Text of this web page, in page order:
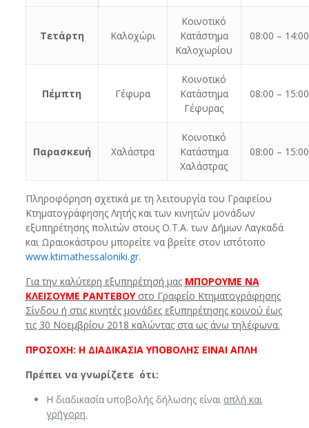
Τετάρτη Καλοχώρι
Κοινοτικό
Κατάστημα
Καλοχωρίου
08:00 – 14:00
Πέμπτη Γέφυρα
Κοινοτικό
Κατάστημα
Γέφυρας
08:00 – 15:00
Παρασκευή Χαλάστρα
Κοινοτικό
Κατάστημα
Χαλάστρας
08:00 – 15:00
Πληροφόρηση σχετικά με τη λειτουργία του Γραφείου
Κτηματογράφησης Λητής και των κινητών μονάδων
εξυπηρέτησης πολιτών στους Ο.Τ.Α. των Δήμων Λαγκαδά
και Ωραιοκάστρου μπορείτε να βρείτε στον ιστότοπο
www.ktimathessaloniki.gr.
Για την καλύτερη εξυπηρέτησή μας ΜΠΟΡΟΥΜΕ ΝΑ
ΚΛΕΙΣΟΥΜΕ ΡΑΝΤΕΒΟΥστο Γραφείο Κτηματογράφησης
Σίνδου ή στις κινητές μονάδες εξυπηρέτησης κοινού έως
τις 30 Νοεμβρίου 2018 καλώντας στα ως άνω τηλέφωνα.
ΠΡΟΣΟΧΗ: Η ΔΙΑΔΙΚΑΣΙΑ ΥΠΟΒΟΛΗΣ ΕΙΝΑΙ ΑΠΛΗ
Πρέπει να γνωρίζετε ότι:
Η διαδικασία υποβολής δήλωσης είναι απλή και
γρήγορη.